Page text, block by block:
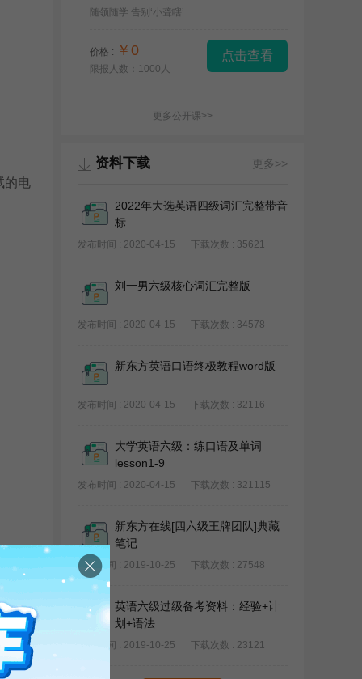
的电
随领随学 告别‘小聋瞎’
价格 : ￥0
限报人数：1000人
点击查看
更多公开课>>
资料下载 更多>>
2022年大选英语四级词汇完整带音
标
发布时间 : 2020-04-15 下载次数 : 35621
刘一男六级核心词汇完整版
发布时间 : 2020-04-15 下载次数 : 34578
新东方英语口语终极教程word版
发布时间 : 2020-04-15 下载次数 : 32116
大学英语六级：练口语及单词
lesson1-9
发布时间 : 2020-04-15 下载次数 : 321115
新东方在线[四六级王牌团队]典藏
笔记
发布时间 : 2019-10-25 下载次数 : 27548
英语六级过级备考资料：经验+计
划+语法
发布时间 : 2019-10-25 下载次数 : 23121